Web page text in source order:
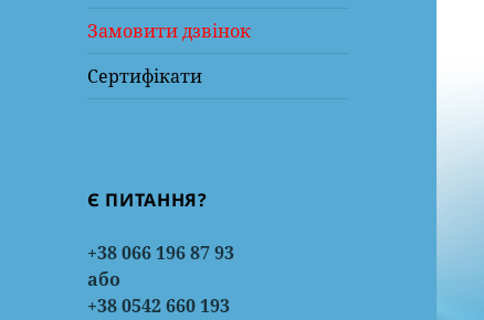
Замовити дзвінок
Сертифікати
Є ПИТАННЯ?
+38 066 196 87 93
або
+38 0542 660 193